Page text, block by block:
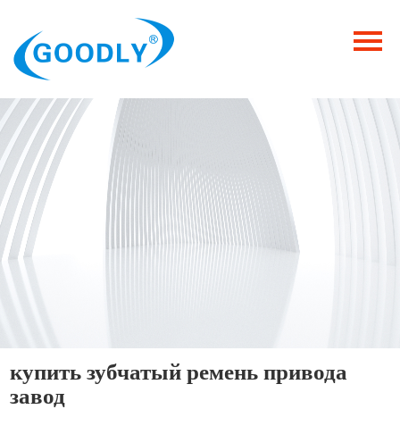
Продукция
ОТРАСЛИ
Категория
Новости
Контакты
купить зубчатый ремень привода
завод